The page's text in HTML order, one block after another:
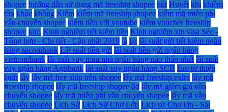
shopee hướng dẫn sử dụng mã freeship shopee hút Huyết khi khiêm
tốn khỏe không Kiểm kiếm mã freeship shopee kiếm mã miễn phí
vận chuyển shopee kiếm tiền với youtube kiếm voucher freeship
shopee kim Kinh nghiệm tiết kiệm tiền Kinh nghiệm xin visa Séc -
Tổng hợp - Chi tiết - Cập nhật 2019 là lại lãi suất gửi tiết kiệm ngân
hàng sacombank Lãi suất tiền gửi lãi suất tiền gửi ngân hàng
vietcombank lãi suất vay mua nhà ngân hàng nào thấp nhất lãi suất
vay ngân hàng Agribank lãi suất vay ngân hàng SCB làm từ thiện
lạnh lây lấy mã free ship trên shopee lấy mã freeship extra lấy mã
freeship shopee lấy mã freeship shopee 0đ lấy mã giảm giá vận
chuyển shopee lấy mã miễn phí vận chuyển shopee lấy mã vận
chuyển shopee Lịch Sử Lịch Sử Chợ Lớn Lịch sự Chợ lớn - Sài